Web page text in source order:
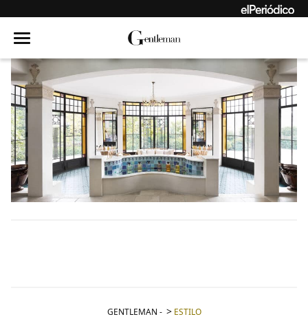
GENTLEMAN - ESTILO